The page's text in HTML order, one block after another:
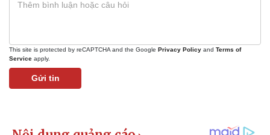
This site is protected by reCAPTCHA and the Google Privacy Policy and Terms of
Service apply.
Gửi tin